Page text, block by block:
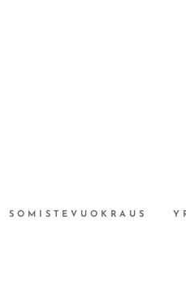
SOMISTEVUOKRAUS